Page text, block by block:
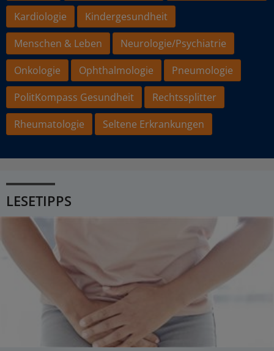
Kardiologie
Kindergesundheit
Menschen & Leben
Neurologie/Psychiatrie
Onkologie
Ophthalmologie
Pneumologie
PolitKompass Gesundheit
Rechtssplitter
Rheumatologie
Seltene Erkrankungen
LESETIPPS